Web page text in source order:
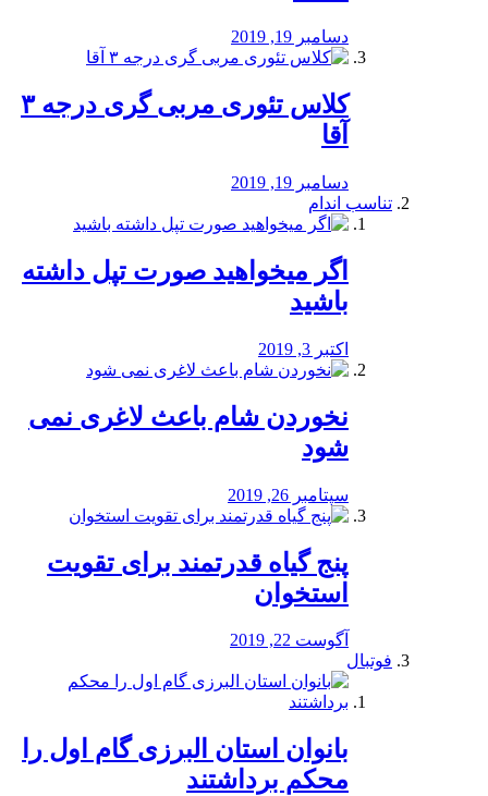
دسامبر 19, 2019
کلاس تئوری مربی گری درجه ۳
آقا
دسامبر 19, 2019
تناسب اندام
اگر میخواهید صورت تپل داشته
باشید
اکتبر 3, 2019
نخوردن شام باعث لاغری نمی
‌شود
سپتامبر 26, 2019
پنج گیاه قدرتمند برای تقویت
استخوان
آگوست 22, 2019
فوتبال
بانوان استان البرزی گام اول را
محكم برداشتند